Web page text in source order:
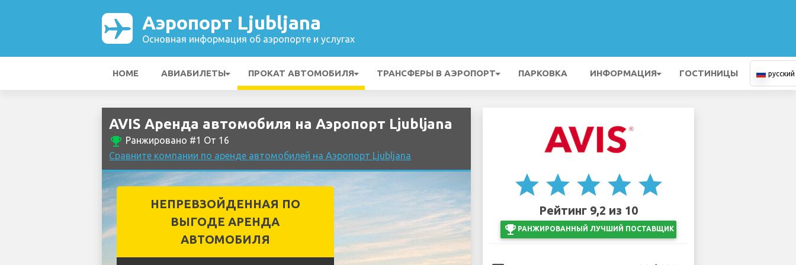
Аэропорт Ljubljana
Основная информация об аэропорте и услугах
HOME АВИАБИЛЕТЫ ПРОКАТ АВТОМОБИЛЯ ТРАНСФЕРЫ В АЭРОПОРТ ПАРКОВКА ИНФОРМАЦИЯ ГОСТИНИЦЫ русский
AVIS Аренда автомобиля на Аэропорт Ljubljana
emoji_events Ранжировано #1 От 16
Сравните компании по аренде автомобилей на Аэропорт Ljubljana
НЕПРЕВЗОЙДЕННАЯ ПО
ВЫГОДЕ АРЕНДА
АВТОМОБИЛЯ
star star star star star
Рейтинг 9,2 из 10
emoji_events РАНЖИРОВАННЫЙ ЛУЧШИЙ ПОСТАВЩИК